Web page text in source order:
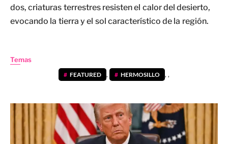
dos, criaturas terrestres resisten el calor del desierto,
evocando la tierra y el sol característico de la región.
Temas
FEATURED , HERMOSILLO ,,